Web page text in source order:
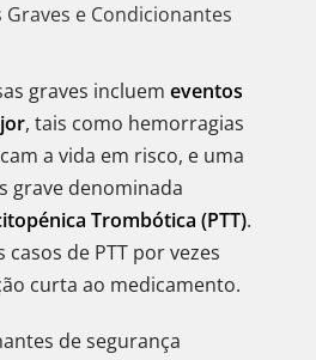
Graves e Condicionantes
graves incluem eventos
, tais como hemorragias
a vida em risco, e uma
grave denominada
Trombótica (PTT).
de PTT por vezes
curta ao medicamento.
de segurança